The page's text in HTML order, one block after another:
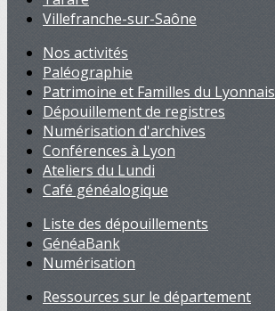
Villefranche-sur-Saône
Nos activités
Paléographie
Patrimoine et Familles du Lyonnais
Dépouillement de registres
Numérisation d'archives
Conférences à Lyon
Ateliers du Lundi
Café généalogique
Liste des dépouillements
GénéaBank
Numérisation
Ressources sur le département